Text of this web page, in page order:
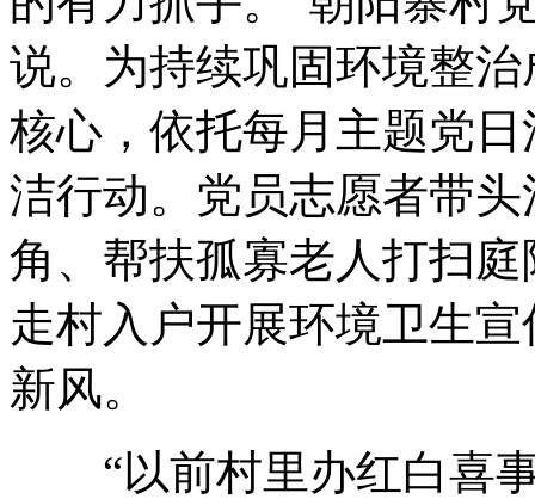
说。为持续巩固环境整
核心，依托每月主题党
洁行动。党员志愿者带
角、帮扶孤寡老人打扫
走村入户开展环境卫生
新风。
“以前村里办红白喜事